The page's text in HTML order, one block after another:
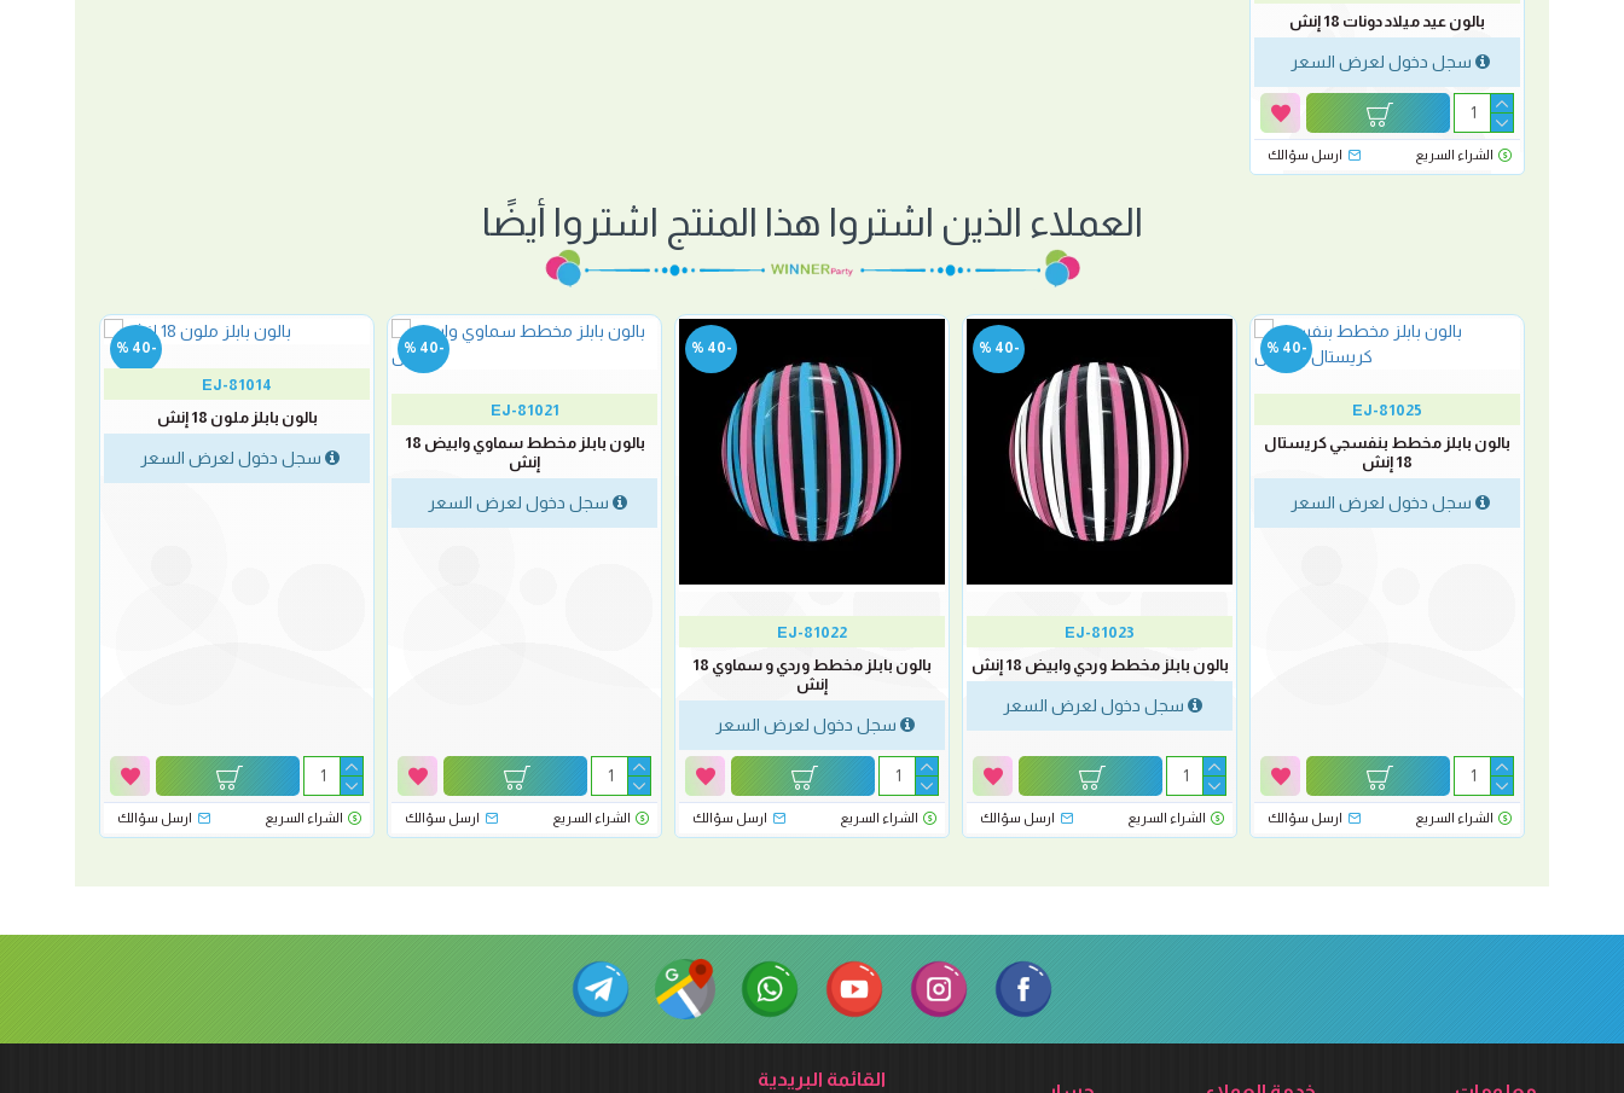
بالون عيد ميلاد دونات 18 إنش
سجل دخول لعرض السعر
الشراء السريع ارسل سؤالك
العملاء الذين اشتروا هذا المنتج اشتروا أيضًا
-40 %
EJ-81025
بالون بابلز مخطط بنفسجي كريستال
18 إنش
سجل دخول لعرض السعر
الشراء السريع ارسل سؤالك
-40 %
EJ-81023
بالون بابلز مخطط وردي وابيض 18 إنش
سجل دخول لعرض السعر
الشراء السريع ارسل سؤالك
-40 %
EJ-81022
بالون بابلز مخطط وردي و سماوي 18
إنش
سجل دخول لعرض السعر
الشراء السريع ارسل سؤالك
-40 %
EJ-81021
بالون بابلز مخطط سماوي وابيض 18
إنش
سجل دخول لعرض السعر
الشراء السريع ارسل سؤالك
-40 %
EJ-81014
بالون بابلز ملون 18 إنش
سجل دخول لعرض السعر
الشراء السريع ارسل سؤالك
القائمة البريدية